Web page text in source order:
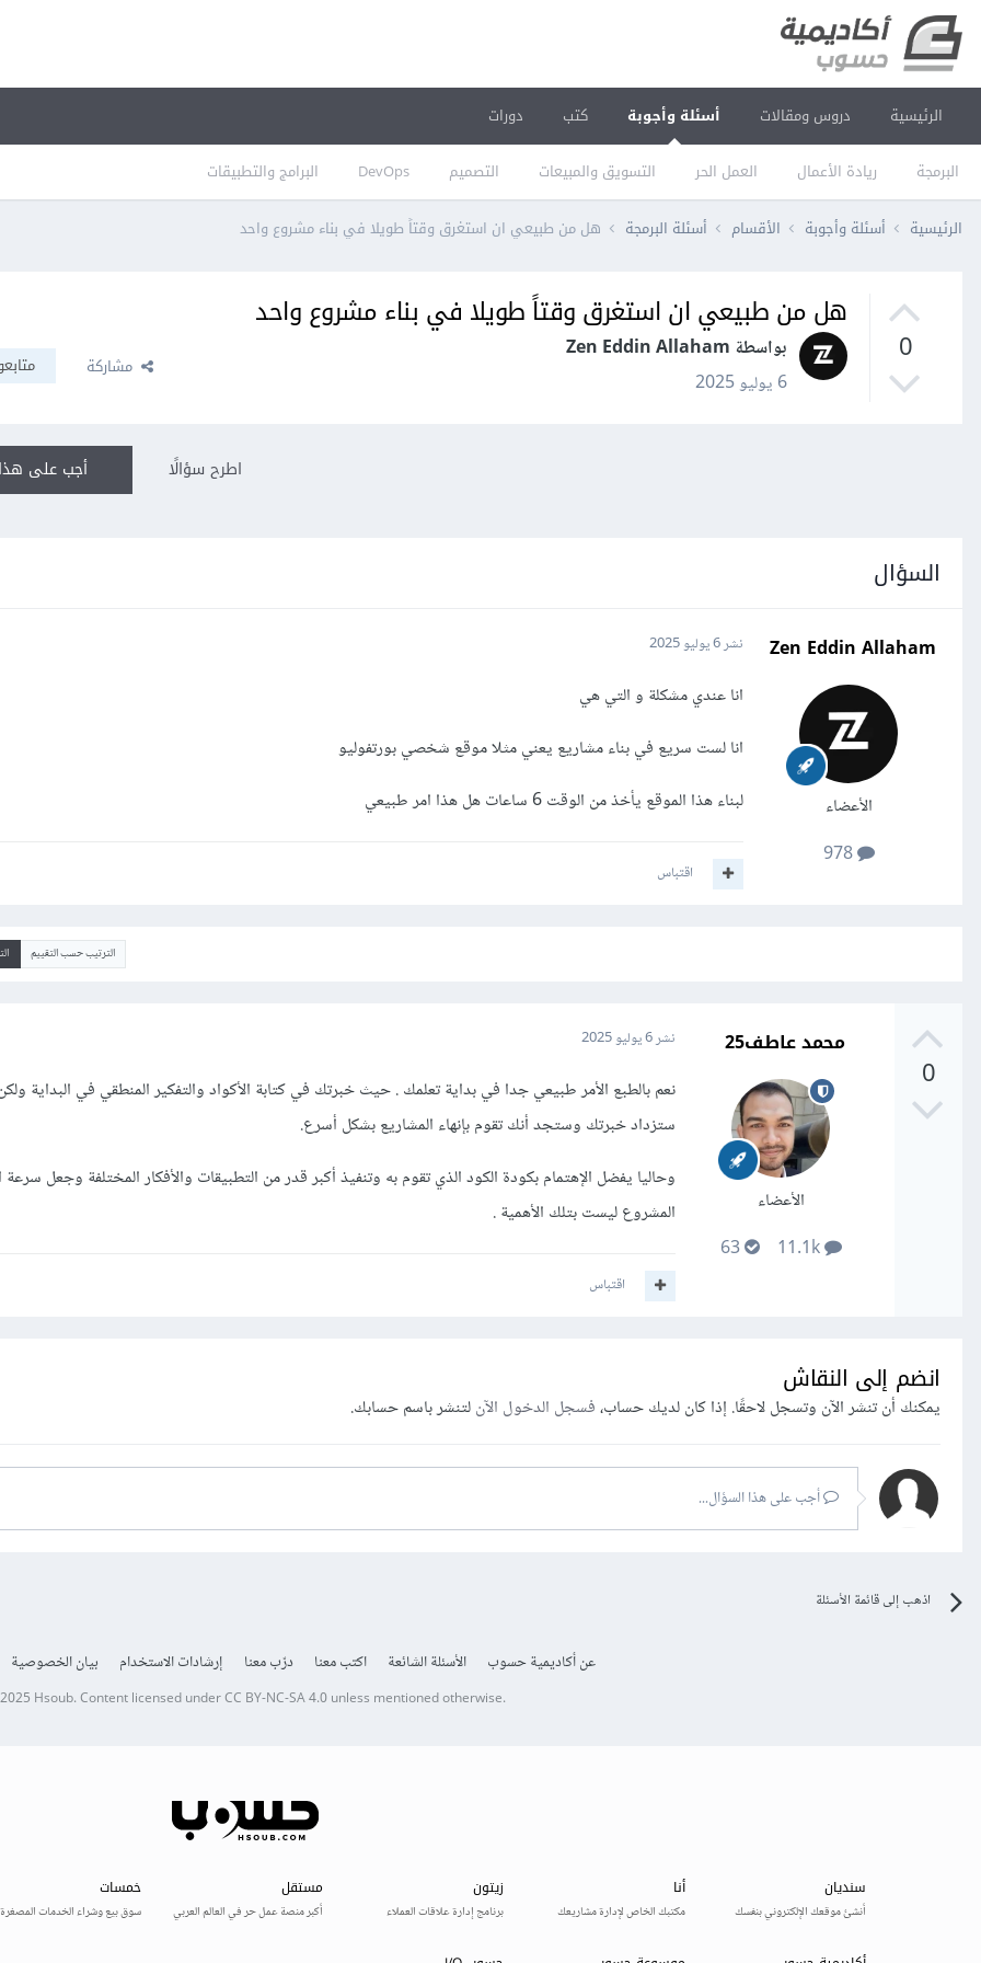
الرئيسية دروس ومقالات أسئلة وأجوبة
البرمجة ريادة الأعمال العمل الحر التسويق والمبيعات التصميم DevOps البرامج والتطبيقات
كتب دورات
الرئيسية أسئلة وأجوبة الأقسام أسئلة البرمجة هل من طبيعي ان استغرق وقتاً طويلا في بناء مشروع واحد
0
هل من طبيعي ان استغرق وقتاً طويلا في بناء مشروع واحد
بواسطة Zen Eddin Allaham
6 يوليو 2025
مشاركة
أجب على اطرح سؤالًا
السؤال
Zen Eddin Allaham
الأعضاء
978
نشر6 يوليو 2025
انا عندي مشكلة و التي هي
انا لست سريع في بناء مشاريع يعني مثلا موقع شخصي بورتفوليو
لبناء هذا الموقع يأخذ من الوقت 6 ساعات هل هذا امر طبيعي
اقتباس
الترتيب حسب التقييم
0
محمد عاطف25
الأعضاء
11.1k
63
نشر6 يوليو 2025
نعم بالطبع الأمر طبيعي جدا في بداية تعلمك . حيث خبرتك في كتابة الأكواد والتفكير المنطقي في البداية
ستزداد خبرتك وستجد أنك تقوم بإنهاء المشاريع بشكل أسرع.
وحاليا يفضل الإهتمام بكودة الكود الذي تقوم به وتنفيذ أكبر قدر من التطبيقات والأفكار المختلفة وجعل سرعة
المشروع ليست بتلك الأهمية .
اقتباس
انضم إلى النقاش
يمكنك أن تنشر الآن وتسجل لاحقًا. إذا كان لديك حساب،فسجل الدخول الآنلتنشر باسم حسابك.
أجب على هذا السؤال...
اذهب إلى قائمة الأسئلة
عن أكاديمية حسوب الأسئلة الشائعة اكتب معنا درّب معنا إرشادات الاستخدام بيان الخصوصية
Hsoub.Content licensed underCC BY-NC-SA 4.0unless mentioned otherwise.